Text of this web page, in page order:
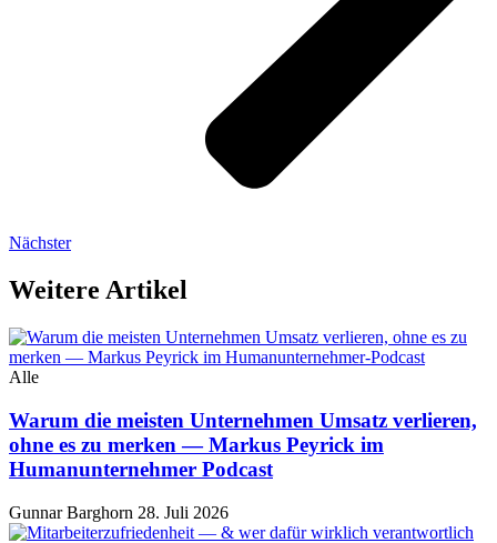
Nächster
Weitere Artikel
Alle
Warum die meisten Unternehmen Umsatz verlieren,
ohne es zu merken — Markus Peyrick im
Humanunternehmer Podcast
Gunnar Barghorn 28. Juli 2026